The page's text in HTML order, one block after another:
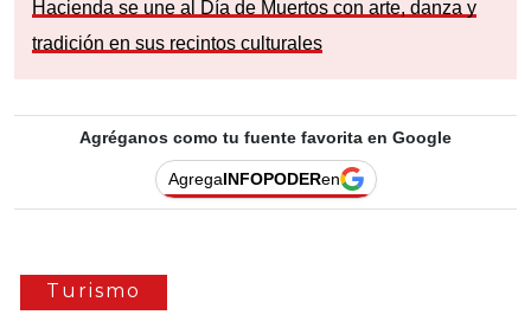
Hacienda se une al Día de Muertos con arte, danza y
tradición en sus recintos culturales
Agréganos como tu fuente favorita en Google
AgregaINFOPODERen
Turismo